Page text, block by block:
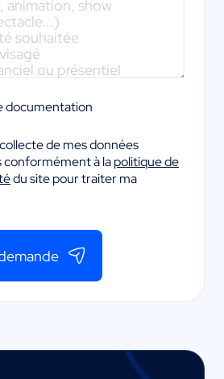
documentation
de mes données
conformément à lapolitique de
du site pour traiter ma